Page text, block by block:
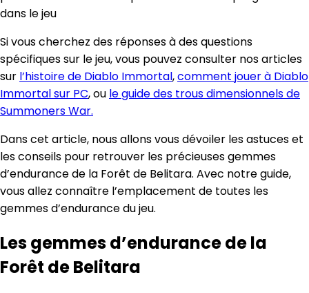
dans le jeu
Si vous cherchez des réponses à des questions
spécifiques sur le jeu, vous pouvez consulter nos articles
sur l’histoire de Diablo Immortal,comment jouer à Diablo
Immortal sur PC, ou le guide des trous dimensionnels de
Summoners War.
Dans cet article, nous allons vous dévoiler les astuces et
les conseils pour retrouver les précieuses gemmes
d’endurance de la Forêt de Belitara. Avec notre guide,
vous allez connaître l’emplacement de toutes les
gemmes d’endurance du jeu.
Les gemmes d’endurance de la
Forêt de Belitara